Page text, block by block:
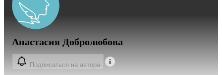
Анастасия Добролюбова
Подписаться на автора